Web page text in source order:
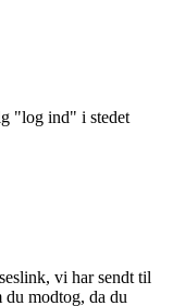
"log ind" i stedet
vi har sendt til
modtog, da du